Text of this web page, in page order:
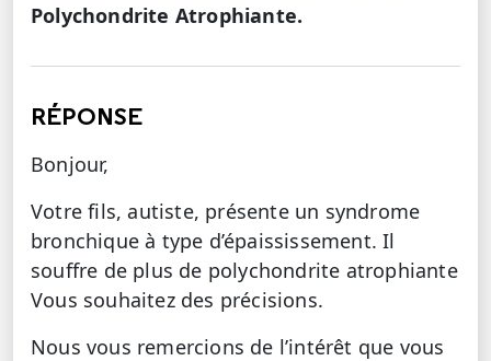
Polychondrite Atrophiante.
RÉPONSE
Bonjour,
Votre fils, autiste, présente un syndrome
bronchique à type d’épaississement. Il
souffre de plus de polychondrite atrophiante
Vous souhaitez des précisions.
Nous vous remercions de l’intérêt que vous